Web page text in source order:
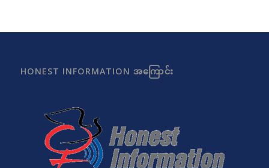
HONEST INFORMATION အကြောင်း